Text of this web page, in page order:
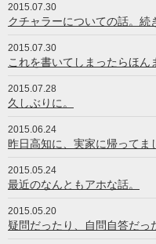
2015.07.30
クチャラーについての話。続
2015.07.30
これを書いてしまったらほん
2015.07.28
久しぶりに。
2015.06.24
昨日高知に、実家に帰ってま
2015.05.24
最近のなんともアホな話。
2015.05.20
疑問だったり、自問自答だっ